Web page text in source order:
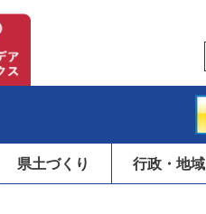
県土づくり 行政・地域